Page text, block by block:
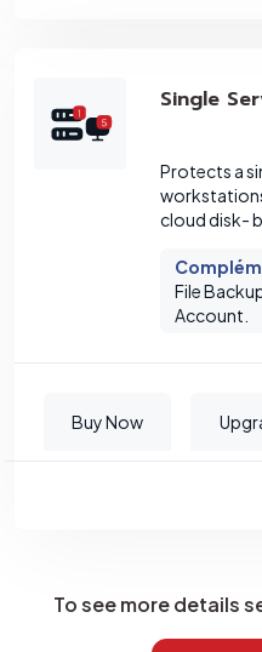
Single
Protects a
cloud disk-
File
Account.
Buy Now
To see more details